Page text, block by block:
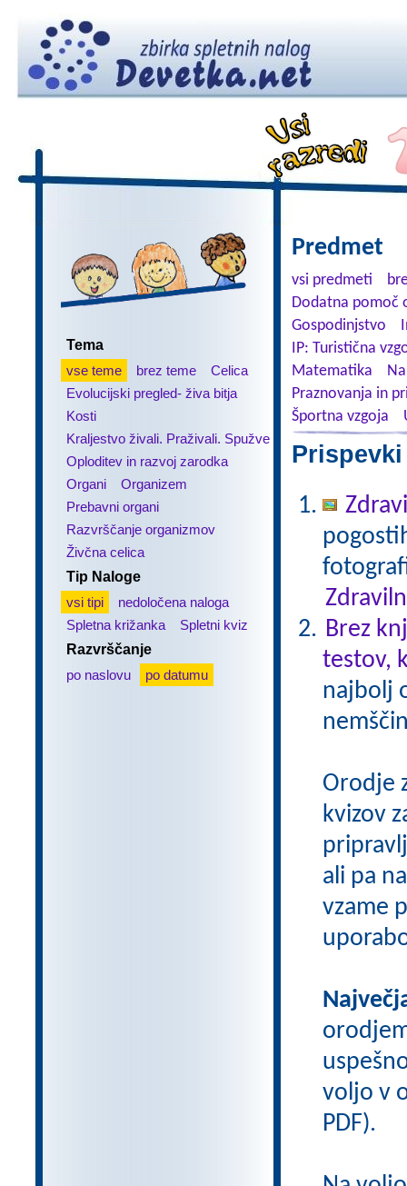
Tema
vse teme
brez teme
Celica
Evolucijski pregled- živa bitja
Kosti
Kraljestvo živali. Praživali. Spužve
Oploditev in razvoj zarodka
Organi
Organizem
Prebavni organi
Razvrščanje organizmov
Živčna celica
Tip Naloge
vsi tipi
nedoločena naloga
Spletna križanka
Spletni kviz
Razvrščanje
po naslovu
po datumu
Predmet
vsi predmeti
Dodatna pomoč
Gospodinjstvo
IP: Turistična
Matematika
Praznovanja in
Športna vzgoja
Brez
testov,
najbolj
Orodje
kvizov
ali pa
vzame
voljo v
PDF).